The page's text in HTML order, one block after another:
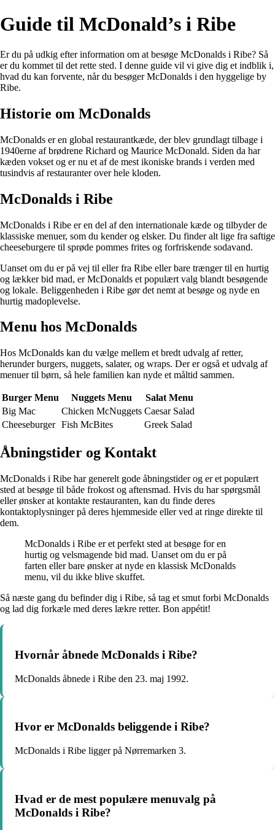
Guide til McDonald’s i Ribe
Er du på udkig efter information om at besøge McDonalds i Ribe? Så
er du kommet til det rette sted. I denne guide vil vi give dig et indblik i,
hvad du kan forvente, når du besøger McDonalds i den hyggelige by
Ribe.
Historie om McDonalds
McDonalds er en global restaurantkæde, der blev grundlagt tilbage i
1940erne af brødrene Richard og Maurice McDonald. Siden da har
kæden vokset og er nu et af de mest ikoniske brands i verden med
tusindvis af restauranter over hele kloden.
McDonalds i Ribe
McDonalds i Ribe er en del af den internationale kæde og tilbyder de
klassiske menuer, som du kender og elsker. Du finder alt lige fra saftige
cheeseburgere til sprøde pommes frites og forfriskende sodavand.
Uanset om du er på vej til eller fra Ribe eller bare trænger til en hurtig
og lækker bid mad, er McDonalds et populært valg blandt besøgende
og lokale. Beliggenheden i Ribe gør det nemt at besøge og nyde en
hurtig madoplevelse.
Menu hos McDonalds
Hos McDonalds kan du vælge mellem et bredt udvalg af retter,
herunder burgers, nuggets, salater, og wraps. Der er også et udvalg af
menuer til børn, så hele familien kan nyde et måltid sammen.
Burger Menu Nuggets Menu
Salat Menu
Big Mac
Chicken McNuggets Caesar Salad
Cheeseburger Fish McBites Greek Salad
Åbningstider og Kontakt
McDonalds i Ribe har generelt gode åbningstider og er et populært
sted at besøge til både frokost og aftensmad. Hvis du har spørgsmål
eller ønsker at kontakte restauranten, kan du finde deres
kontaktoplysninger på deres hjemmeside eller ved at ringe direkte til
dem.
McDonalds i Ribe er et perfekt sted at besøge for en
hurtig og velsmagende bid mad. Uanset om du er på
farten eller bare ønsker at nyde en klassisk McDonalds
menu, vil du ikke blive skuffet.
Så næste gang du befinder dig i Ribe, så tag et smut forbi McDonalds
og lad dig forkæle med deres lækre retter. Bon appétit!
Hvornår åbnede McDonalds i Ribe?
McDonalds åbnede i Ribe den 23. maj 1992.
Hvor er McDonalds beliggende i Ribe?
McDonalds i Ribe ligger på Nørremarken 3.
Hvad er de mest populære menuvalg på
McDonalds i Ribe?